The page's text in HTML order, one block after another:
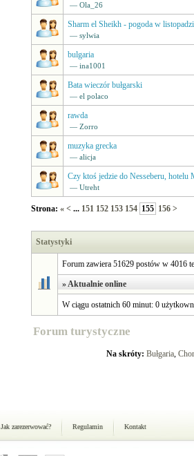
— Ola_26
Sharm el Sheikh - pogoda w
— sylwia
bulgaria
— ina1001
Bata wieczór bułgarski
— el polaco
rawda
— Zorro
muzyka grecka
— alicja
Czy ktoś jedzie do Nesseberu,
— Utreht
Strona: « < ... 151 152 153 154 155 156 >
Statystyki
Forum zawiera 51629 postów w 4016
» Aktualnie online
W ciągu ostatnich 60 minut: 0
Forum turystyczne
Na skróty: Bułgaria,
Jak zarezerwować? Regulamin Kontakt